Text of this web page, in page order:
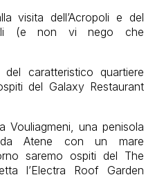
visita dell’Acropoli e del
(e non vi nego che
caratteristico quartiere
del Galaxy Restaurant
Vouliagmeni, una penisola
Atene con un mare
saremo ospiti del The
l’Electra Roof Garden